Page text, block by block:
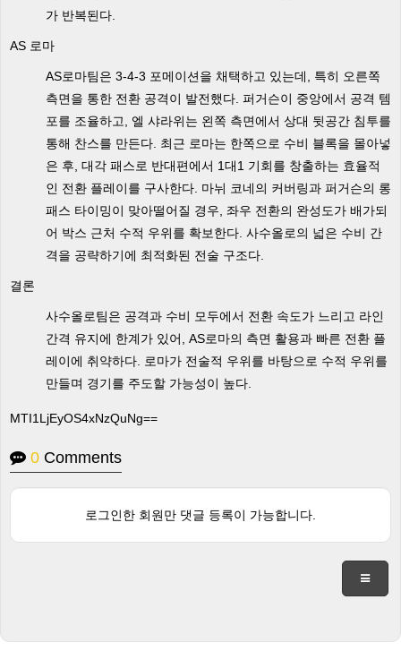
가 반복된다.
AS 로마
AS로마팀은 3-4-3 포메이션을 채택하고 있는데, 특히 오른쪽
측면을 통한 전환 공격이 발전했다. 퍼거슨이 중앙에서 공격 템
포를 조율하고, 엘 샤라위는 왼쪽 측면에서 상대 뒷공간 침투를
통해 찬스를 만든다. 최근 로마는 한쪽으로 수비 블록을 몰아넣
은 후, 대각 패스로 반대편에서 1대1 기회를 창출하는 효율적
인 전환 플레이를 구사한다. 마뉘 코네의 커버링과 퍼거슨의 롱
패스 타이밍이 맞아떨어질 경우, 좌우 전환의 완성도가 배가되
어 박스 근처 수적 우위를 확보한다. 사수올로의 넓은 수비 간
격을 공략하기에 최적화된 전술 구조다.
결론
사수올로팀은 공격과 수비 모두에서 전환 속도가 느리고 라인
간격 유지에 한계가 있어, AS로마의 측면 활용과 빠른 전환 플
레이에 취약하다. 로마가 전술적 우위를 바탕으로 수적 우위를
만들며 경기를 주도할 가능성이 높다.
MTI1LjEyOS4xNzQuNg==
0 Comments
로그인한 회원만 댓글 등록이 가능합니다.